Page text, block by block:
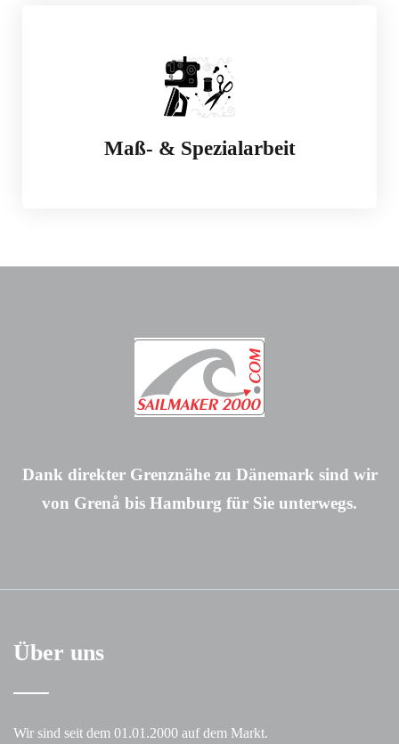
Maß- & Spezialarbeit
Dank direkter Grenznähe zu Dänemark sind wir
von Grenå bis Hamburg für Sie unterwegs.
Über uns
Wir sind seit dem 01.01.2000 auf dem Markt.